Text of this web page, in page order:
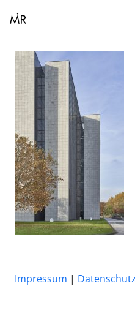
Impressum |